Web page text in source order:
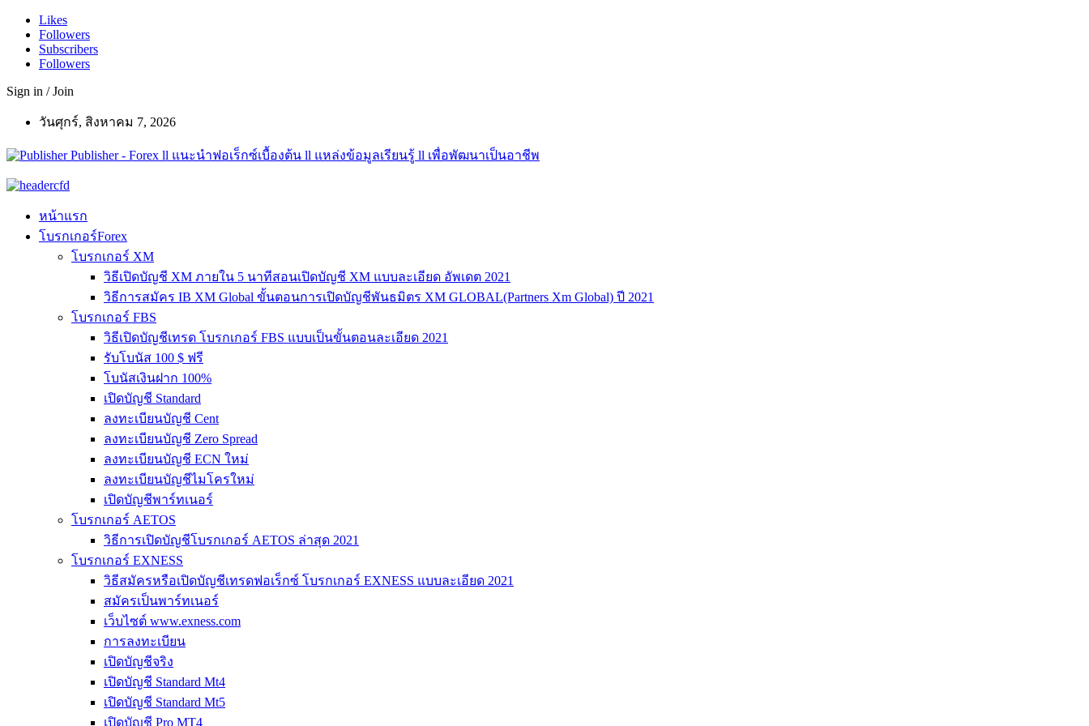
Likes
Followers
Subscribers
Followers
Sign in / Join
วันศุกร์, สิงหาคม 7, 2026
Publisher - Forex ll แนะนำฟอเร็กซ์เบื้องต้น ll แหล่งข้อมูลเรียนรู้ ll เพื่อพัฒนาเป็นอาชีพ
หน้าแรก
โบรกเกอร์Forex
โบรกเกอร์ XM
วิธีเปิดบัญชี XM ภายใน 5 นาทีสอนเปิดบัญชี XM แบบละเอียด อัพเดต 2021
วิธีการสมัคร IB XM Global ขั้นตอนการเปิดบัญชีพันธมิตร XM GLOBAL(Partners Xm Global) ปี 2021
โบรกเกอร์ FBS
วิธีเปิดบัญชีเทรด โบรกเกอร์ FBS แบบเป็นขั้นตอนละเอียด 2021
รับโบนัส 100 $ ฟรี
โบนัสเงินฝาก 100%
เปิดบัญชี Standard
ลงทะเบียนบัญชี Cent
ลงทะเบียนบัญชี Zero Spread
ลงทะเบียนบัญชี ECN ใหม่
ลงทะเบียนบัญชีไมโครใหม่
เปิดบัญชีพาร์ทเนอร์
โบรกเกอร์ AETOS
วิธีการเปิดบัญชีโบรกเกอร์ AETOS ล่าสุด 2021
โบรกเกอร์ EXNESS
วิธีสมัครหรือเปิดบัญชีเทรดฟอเร็กซ์ โบรกเกอร์ EXNESS แบบละเอียด 2021
สมัครเป็นพาร์ทเนอร์
เว็บไซต์ www.exness.com
การลงทะเบียน
เปิดบัญชีจริง
เปิดบัญชี Standard Mt4
เปิดบัญชี Standard Mt5
เปิดบัญชี Pro MT4